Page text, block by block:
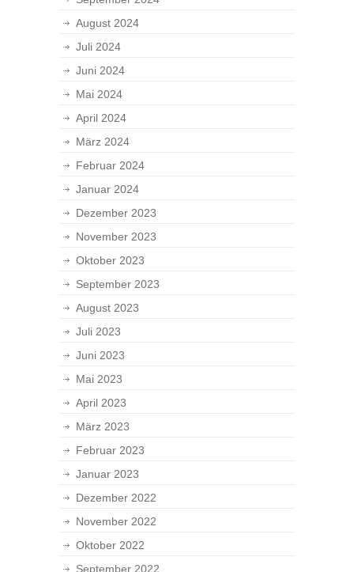
August 2024
Juli 2024
Juni 2024
Mai 2024
April 2024
März 2024
Februar 2024
Januar 2024
Dezember 2023
November 2023
Oktober 2023
September 2023
August 2023
Juli 2023
Juni 2023
Mai 2023
April 2023
März 2023
Februar 2023
Januar 2023
Dezember 2022
November 2022
Oktober 2022
September 2022